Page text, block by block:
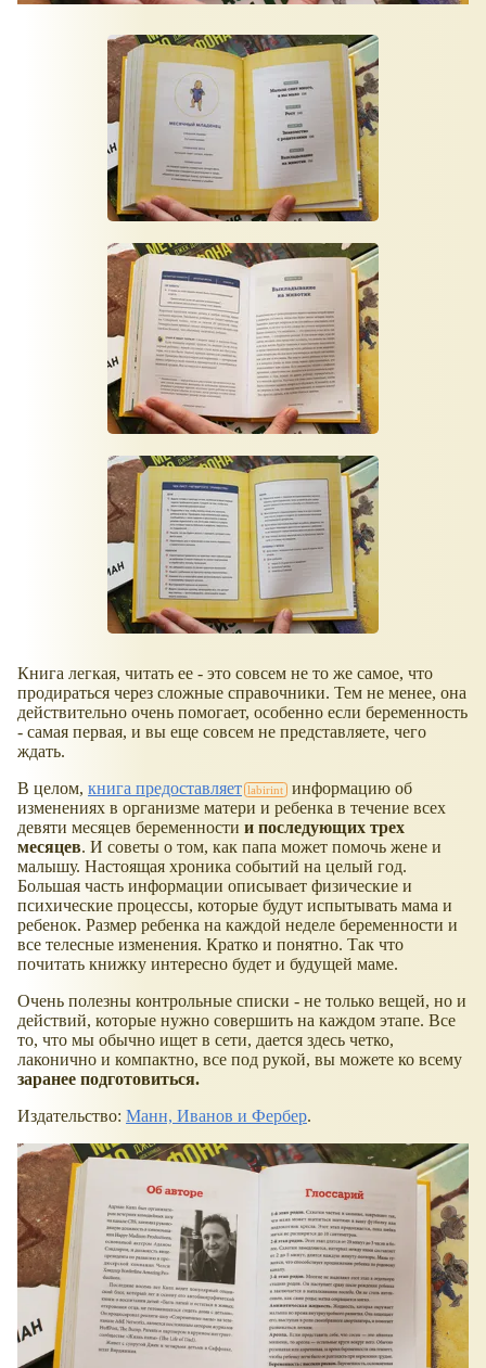
Книга легкая, читать ее - это совсем не то же самое, что
продираться через сложные справочники. Тем не менее, она
действительно очень помогает, особенно если беременность
- самая первая, и вы еще совсем не представляете, чего
ждать.
В целом, книга предоставляет
информацию об
изменениях в организме матери и ребенка в течение всех
девяти месяцев беременности и последующих трех
месяцев. И советы о том, как папа может помочь жене и
малышу. Настоящая хроника событий на целый год.
Большая часть информации описывает физические и
психические процессы, которые будут испытывать мама и
ребенок. Размер ребенка на каждой неделе беременности и
все телесные изменения. Кратко и понятно. Так что
почитать книжку интересно будет и будущей маме.
Очень полезны контрольные списки - не только вещей, но и
действий, которые нужно совершить на каждом этапе. Все
то, что мы обычно ищет в сети, дается здесь четко,
лаконично и компактно, все под рукой, вы можете ко всему
заранее подготовиться.
Издательство: Манн, Иванов и Фербер.